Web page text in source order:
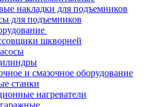
накладки для подъемников
для подъемников
шкворней
и смазочное оборудование
станки
нагреватели